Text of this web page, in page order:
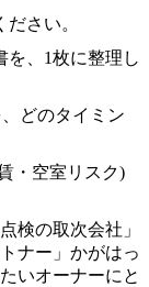
さい。
を、1枚に整理し
どのタイミン
・空室リスク)
検の取次会社」
ナー」かがはっ
いオーナーにと